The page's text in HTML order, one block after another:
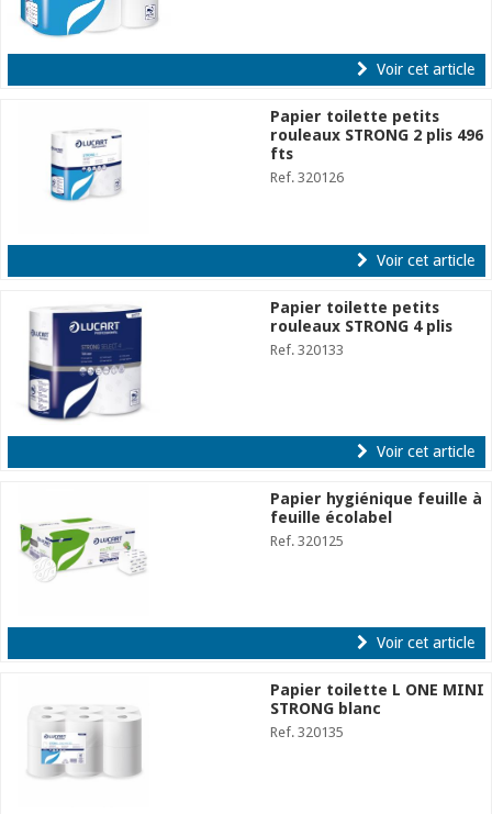
Voir cet article
Papier toilette petits
rouleaux STRONG 2 plis 496
fts
Ref. 320126
Voir cet article
Papier toilette petits
rouleaux STRONG 4 plis
Ref. 320133
Voir cet article
Papier hygiénique feuille à
feuille écolabel
Ref. 320125
Voir cet article
Papier toilette L ONE MINI
STRONG blanc
Ref. 320135